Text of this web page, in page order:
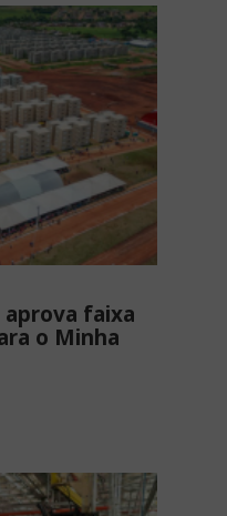
aprova faixa
o Minha